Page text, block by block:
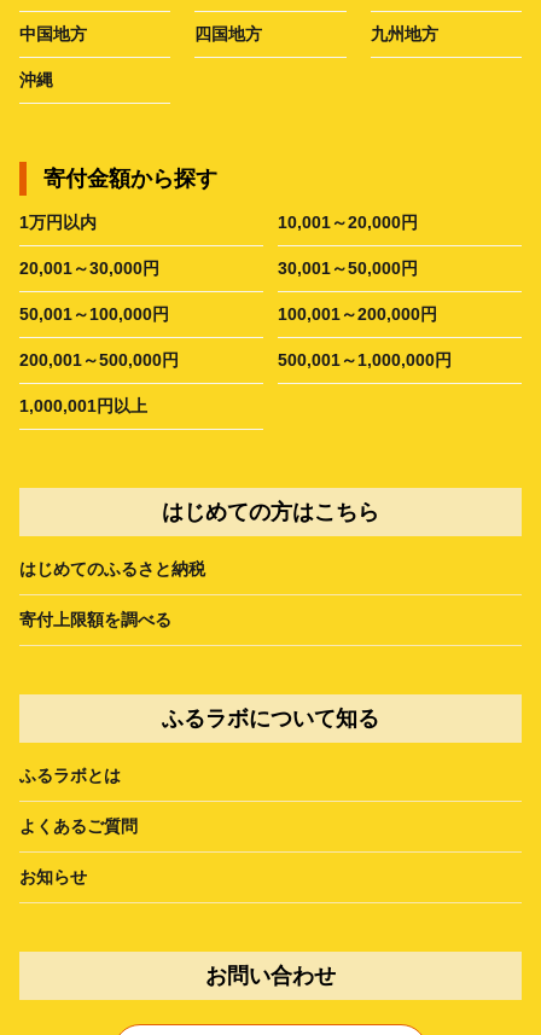
中国地方 四国地方 九州地方
沖縄
寄付金額から探す
1万円以内 10,001～20,000円
20,001～30,000円 30,001～50,000円
50,001～100,000円 100,001～200,000円
200,001～500,000円 500,001～1,000,000円
1,000,001円以上
はじめての方はこちら
はじめてのふるさと納税
寄付上限額を調べる
ふるラボについて知る
ふるラボとは
よくあるご質問
お知らせ
お問い合わせ